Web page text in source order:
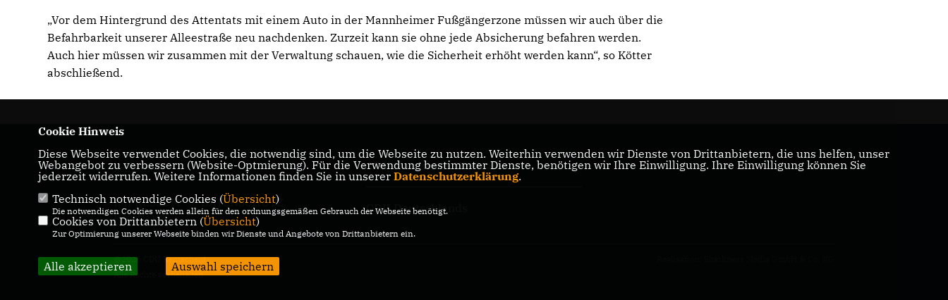
Vor dem Hintergrund des Attentats mit einem Auto in der Mannheimer Fußgängerzone müssen wir auch über die
Befahrbarkeit unserer Alleestraße neu nachdenken. Zurzeit kann sie ohne jede Absicherung befahren werden.
Auch hier müssen wir zusammen mit der Verwaltung schauen, wie die Sicherheit erhöht werden kann“, so Kötter
abschließend.
Herzlich Willkommen beim CDU Kreisverband
Remscheid
IMPRESSUM
DATENSCHUTZ
KONTAKT
CDU Nordrhein-Westfalen
CDU Deutschlands
@2026 CDU Remscheid
Alle Rechte vorbehalten.
Cookie Hinweis
Diese Webseite verwendet Cookies, die notwendig sind, um die Webseite zu nutzen. Weiterhin verwenden wir Dienste von Drittanbietern, die uns helfen, unser
Webangebot zu verbessern (Website-Optmierung). Für die Verwendung bestimmter Dienste, benötigen wir Ihre Einwilligung. Ihre Einwilligung können Sie
jederzeit widerrufen. Weitere Informationen finden Sie in unserer Datenschutzerklärung.
Technisch notwendige Cookies (Übersicht)
Die notwendigen Cookies werden allein für den ordnungsgemäßen Gebrauch der Webseite benötigt.
Cookies von Drittanbietern (Übersicht)
Zur Optimierung unserer Webseite binden wir Dienste und Angebote von Drittanbietern ein.
Alle akzeptieren Auswahl speichern